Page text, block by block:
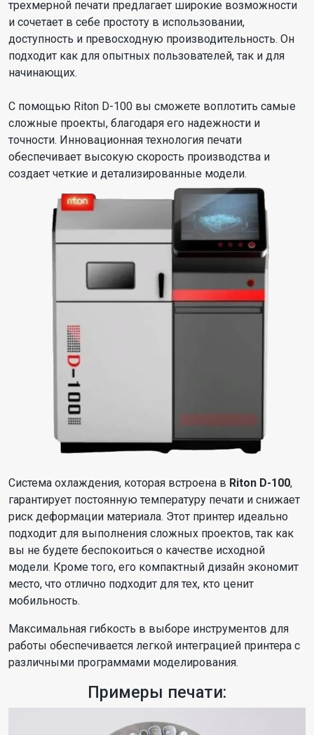
трехмерной печати предлагает широкие возможности
и сочетает в себе простоту в использовании,
доступность и превосходную производительность. Он
подходит как для опытных пользователей, так и для
начинающих.
С помощью Riton D-100 вы сможете воплотить самые
сложные проекты, благодаря его надежности и
точности. Инновационная технология печати
обеспечивает высокую скорость производства и
создает четкие и детализированные модели.
Система охлаждения, которая встроена в Riton D-100,
гарантирует постоянную температуру печати и снижает
риск деформации материала. Этот принтер идеально
подходит для выполнения сложных проектов, так как
вы не будете беспокоиться о качестве исходной
модели. Кроме того, его компактный дизайн экономит
место, что отлично подходит для тех, кто ценит
мобильность.
Максимальная гибкость в выборе инструментов для
работы обеспечивается легкой интеграцией принтера с
различными программами моделирования.
Примеры печати: